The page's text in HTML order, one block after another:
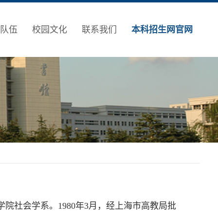
伍 校园文化 联系我们 本科招生网官网
社会学系。1980年3月，经上海市高教局批